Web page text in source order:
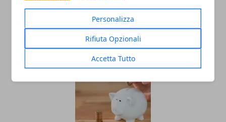
Personalizza
Rifiuta Opzionali
Accetta Tutto
Gli allestimenti che parlano di te: idee
per eventi indimenticabili